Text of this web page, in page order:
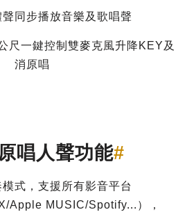
同步播放音樂及歌唱聲
尺一鍵控制雙麥克風升降KEY及
消原唱
唱人聲功能#
式，支援所有影音平台
Apple MUSIC/Spotify...），